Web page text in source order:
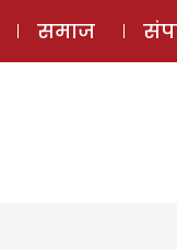
समाज